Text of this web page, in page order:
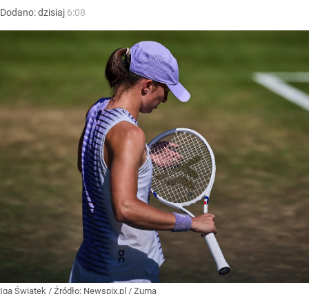
Dodano:dzisiaj 6:08
Iga Świątek / Źródło: Newspix.pl / Zuma